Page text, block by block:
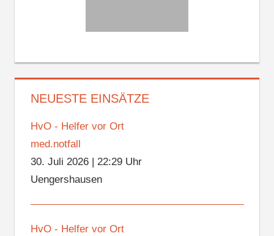
NEUESTE EINSÄTZE
HvO - Helfer vor Ort
med.notfall
30. Juli 2026| 22:29 Uhr
Uengershausen
HvO - Helfer vor Ort